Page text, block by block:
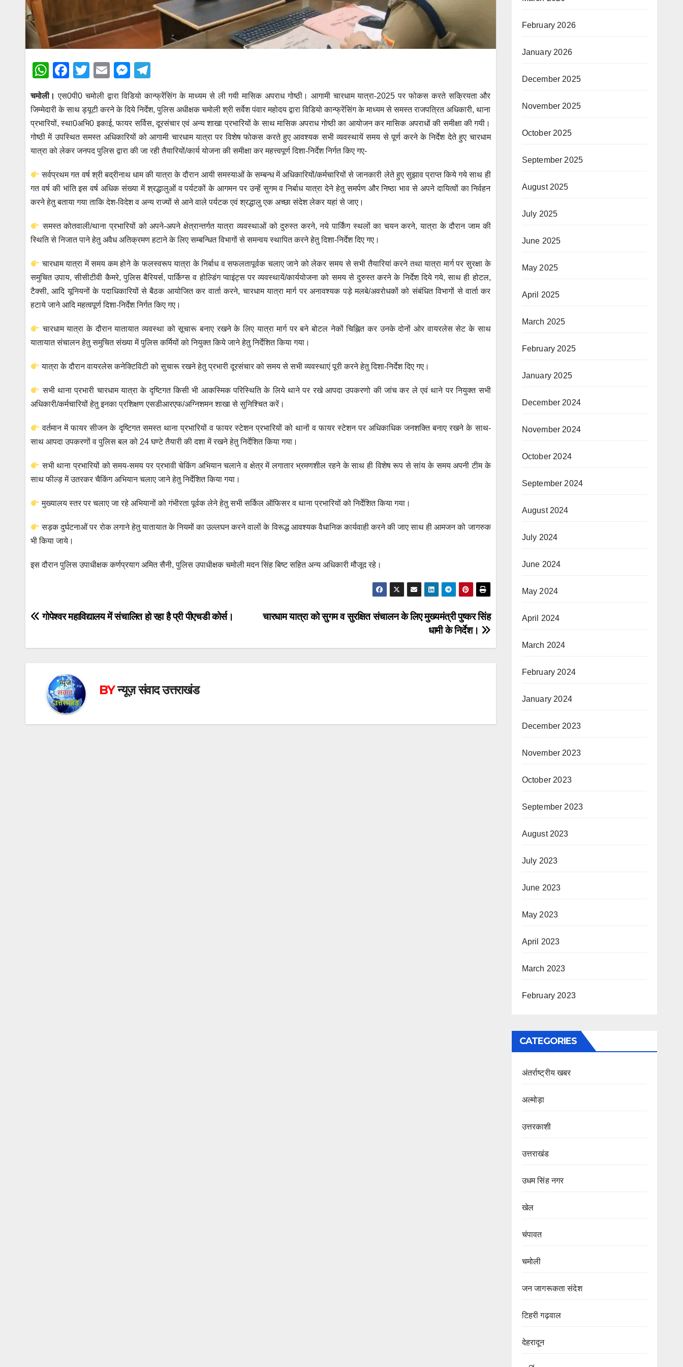
W
at
s
A
p
p
F
a
c
e
b
o
o
k
T
wi
tt
er
E
m
ail
M
e
ss
e
n
g
er
el
e
gr
a
m
चमोली। एस0पी0 चमोली द्वारा विडियो कान्फ्रेंसिंग के माध्यम से ली गयी मासिक अपराध गोष्ठी। आगामी चारधाम यात्रा-2025 पर फोकस करते सक्रियता और
जिम्मेदारी के साथ ड्यूटी करने के दिये निर्देश, पुलिस अधीक्षक चमोली श्री सर्वेश पंवार महोदय द्वारा विडियो कान्फ्रेंसिंग के माध्यम से समस्त राजपत्रित अधिकारी, थाना
प्रभारियों, स्था0अभि0 इकाई, फायर सर्विस, दूरसंचार एवं अन्य शाखा प्रभारियों के साथ मासिक अपराध गोष्ठी का आयोजन कर मासिक अपराधों की समीक्षा की गयी।
गोष्ठी में उपस्थित समस्त अधिकारियों को आगामी चारधाम यात्रा पर विशेष फोकस करते हुए आवश्यक सभी व्यवस्थायें समय से पूर्ण करने के निर्देश देते हुए चारधाम
यात्रा को लेकर जनपद पुलिस द्वारा की जा रही तैयारियों/कार्य योजना की समीक्षा कर महत्त्वपूर्ण दिशा-निर्देश निर्गत किए गए-
सर्वप्रथम गत वर्ष श्री बद्रीनाथ धाम की यात्रा के दौरान आयी समस्याओं के सम्बन्ध में अधिकारियों/कर्मचारियों से जानकारी लेते हुए सुझाव प्राप्त किये गये साथ ही
गत वर्ष की भांति इस वर्ष अधिक संख्या में श्रद्धालुओं व पर्यटकों के आगमन पर उन्हें सुगम व निर्बाध यात्रा देने हेतु समर्पण और निष्ठा भाव से अपने दायित्वों का निर्वहन
करने हेतु बताया गया ताकि देश-विदेश व अन्य राज्यों से आने वाले पर्यटक एवं श्रद्धालु एक अच्छा संदेश लेकर यहां से जाए।
समस्त कोतवाली/थाना प्रभारियों को अपने-अपने क्षेत्रान्तर्गत यात्रा व्यवस्थाओं को दुरुस्त करने, नये पार्किंग स्थलों का चयन करने, यात्रा के दौरान जाम की
स्थिति से निजात पाने हेतु अवैध अतिक्रमण हटाने के लिए सम्बन्धित विभागों से समन्वय स्थापित करने हेतु दिशा-निर्देश दिए गए।
चारधाम यात्रा में समय कम होने के फलस्वरूप यात्रा के निर्बाध व सफलतापूर्वक चलाए जाने को लेकर समय से सभी तैयारियां करने तथा यात्रा मार्ग पर सुरक्षा के
समुचित उपाय, सीसीटीवी कैमरे, पुलिस बैरियर्स, पार्किग्स व होल्डिंग प्वाइंट्स पर व्यवस्थायें/कार्ययोजना को समय से दुरुस्त करने के निर्देश दिये गये, साथ ही होटल,
टैक्सी, आदि यूनियनों के पदाधिकारियों से बैठक आयोजित कर वार्ता करने, चारधाम यात्रा मार्ग पर अनावश्यक पड़े मलबे/अवरोधकों को संबंधित विभागों से वार्ता कर
हटाये जाने आदि महत्वपूर्ण दिशा-निर्देश निर्गत किए गए।
चारधाम यात्रा के दौरान यातायात व्यवस्था को सूचारू बनाए रखने के लिए यात्रा मार्ग पर बने बोटल नेकों चिह्नित कर उनके दोनों ओर वायरलेस सेट के साथ
यातायात संचालन हेतु समुचित संख्या में पुलिस कर्मियों को नियुक्त किये जाने हेतु निर्देशित किया गया।
यात्रा के दौरान वायरलेस कनेक्टिविटी को सुचारू रखने हेतु प्रभारी दूरसंचार को समय से सभी व्यवस्थाएं पूरी करने हेतु दिशा-निर्देश दिए गए।
सभी थाना प्रभारी चारधाम यात्रा के दृष्टिगत किसी भी आकस्मिक परिस्थिति के लिये थाने पर रखे आपदा उपकरणो की जांच कर ले एवं थाने पर नियुक्त सभी
अधिकारी/कर्मचारियों हेतु इनका प्रशिक्षण एसडीआरएफ/अग्निशमन शाखा से सुनिश्चित करें।
वर्तमान में फायर सीजन के दृष्टिगत समस्त थाना प्रभारियों व फायर स्टेशन प्रभारियों को थानों व फायर स्टेशन पर अधिकाधिक जनशक्ति बनाए रखने के साथ-
साथ आपदा उपकरणों व पुलिस बल को 24 घण्टे तैयारी की दशा में रखने हेतु निर्देशित किया गया।
सभी थाना प्रभारियों को समय-समय पर प्रभावी चेकिंग अभियान चलाने व क्षेत्र में लगातार भ्रमणशील रहने के साथ ही विशेष रूप से सांय के समय अपनी टीम के
साथ फील्ड़ में उतरकर चैकिंग अभियान चलाए जाने हेतु निर्देशित किया गया।
मुख्यालय स्तर पर चलाए जा रहे अभियानों को गंभीरता पूर्वक लेने हेतु सभी सर्किल ऑफिसर व थाना प्रभारियों को निर्देशित किया गया।
सड़क दुर्घटनाओं पर रोक लगाने हेतु यातायात के नियमों का उल्लघन करने वालों के विरूद्ध आवश्यक वैधानिक कार्यवाही करने की जाए साथ ही आमजन को जागरुक
भी किया जाये।
इस दौरान पुलिस उपाधीक्षक कर्णप्रयाग अमित सैनी, पुलिस उपाधीक्षक चमोली मदन सिंह बिष्ट सहित अन्य अधिकारी मौजूद रहे।
Post
चारधाम यात्रा को सुगम व सुरक्षित संचालन के लिए मुख्यमंत्री पुष्कर सिंह
धामी के निर्देश।
गोपेश्वर महाविद्यालय में संचालित हो रहा है प्री पीएचडी कोर्स।
BYन्यूज़ संवाद उत्तराखंड
February 2026
January 2026
December 2025
November 2025
October 2025
September 2025
August 2025
July 2025
June 2025
May 2025
April 2025
March 2025
February 2025
January 2025
December 2024
November 2024
October 2024
September 2024
August 2024
July 2024
June 2024
May 2024
April 2024
March 2024
February 2024
January 2024
December 2023
November 2023
October 2023
September 2023
August 2023
July 2023
June 2023
May 2023
April 2023
March 2023
February 2023
CATEGORIES
अंतर्राष्ट्रीय खबर
अल्मोड़ा
उत्तरकाशी
उत्तराखंड
उधम सिंह नगर
खेल
चंपावत
चमोली
जन जागरूकता संदेश
टिहरी गढ़वाल
देहरादून